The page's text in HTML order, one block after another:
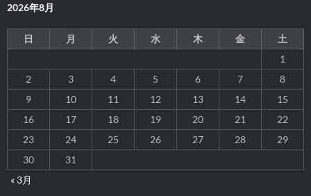
2026年8月
日 月 火 水 木 金
土
1
2
3 4 5 6 7
8
9
10 11 12 13 14
15
16
17 18 19 20 21
22
23
24 25 26 27 28
29
30
31
« 3月